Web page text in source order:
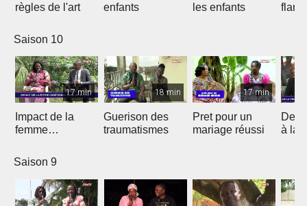
règles de l'art
enfants
les enfants
Saison 10
17 min
Impact de la
femme
sa Nation
18 min
Guerison des
traumatismes
17 min
Pret pour un
mariage réussi
De
à la
Saison 9